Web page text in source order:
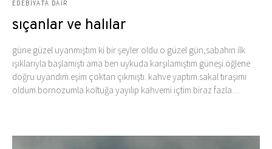
EDEBIYATA DAIR
sıçanlar ve halılar
güne güzel uyanmıştım ki bir şeyler oldu.o güzel gün,sabahın ilk
ışıklarıyla başlamıştı ama ben uykuda karşılamıştım güneşi.öğlene
doğru uyandım.eşim çoktan çıkmıştı. kahve yaptım.sakal tıraşımı
oldum.bornozumla koltuğa yayılıp kahvemi içtim.biraz fazla…